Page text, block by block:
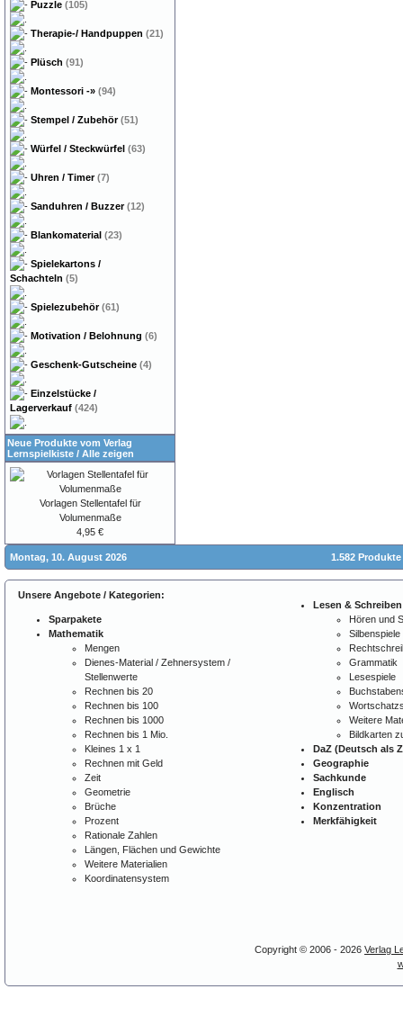
Puzzle (105)
Therapie-/ Handpuppen (21)
Plüsch (91)
Montessori -» (94)
Stempel / Zubehör(51)
Würfel / Steckwürfel (63)
Uhren / Timer(7)
Sanduhren / Buzzer(12)
Blankomaterial (23)
Spielekartons /
Schachteln (5)
Spielezubehör(61)
Motivation / Belohnung (6)
Geschenk-Gutscheine (4)
Einzelstücke /
Lagerverkauf (424)
Neue Produkte vom Verlag
Lernspielkiste / Alle zeigen
Vorlagen Stellentafel für
Volumenmaße
4,95 €
Montag, 10. August 2026 1.582
Unsere Angebote / Kategorien:
Sparpakete
Mathematik
Mengen
Dienes-Material / Zehnersystem /
Stellenwerte
Rechnen bis 20
Rechnen bis 100
Rechnen bis 1000
Rechnen bis 1 Mio.
Kleines 1 x 1
Rechnen mit Geld
Zeit
Geometrie
Brüche
Prozent
Rationale Zahlen
Längen, Flächen und Gewichte
Weitere Materialien
Koordinatensystem
Lesen & Schreiben
Hören und
Silbenspiele
Grammatik
Lesespiele
Weitere
Bildkarten
DaZ (Deutsch als
Geographie
Sachkunde
Englisch
Konzentration
Merkfähigkeit
Copyright © 2006 - 2026 Verlag